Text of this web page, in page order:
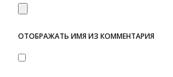
ОТОБРАЖАТЬ ИМЯ ИЗ КОММЕНТАРИЯ